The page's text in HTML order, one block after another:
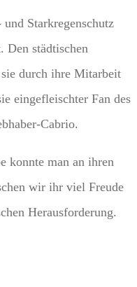
Starkregenschutz
Den städtischen
durch ihre Mitarbeit
eingefleischter Fan des
Cabrio.
konnte man an ihren
wir ihr viel Freude
Herausforderung.